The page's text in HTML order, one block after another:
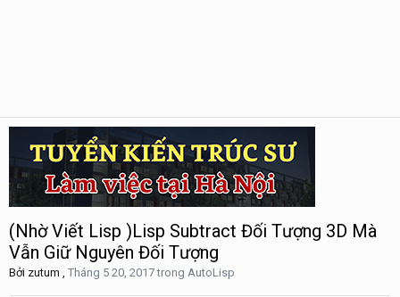
(Nhờ Viết Lisp )Lisp Subtract Đối Tượng 3D Mà
Vẫn Giữ Nguyên Đối Tượng
Bởi zutum , Tháng 5 20, 2017trong AutoLisp